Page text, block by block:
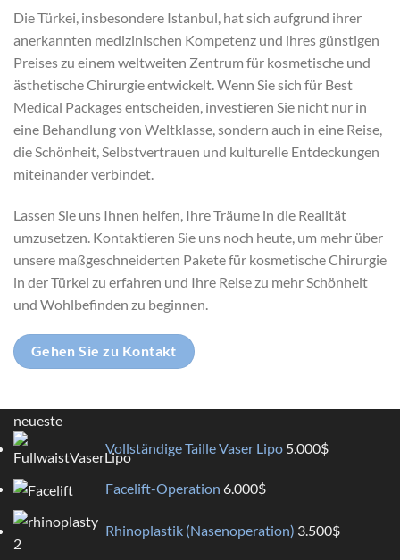
Die Türkei, insbesondere Istanbul, hat sich aufgrund ihrer
anerkannten medizinischen Kompetenz und ihres günstigen
Preises zu einem weltweiten Zentrum für kosmetische und
ästhetische Chirurgie entwickelt. Wenn Sie sich für Best
Medical Packages entscheiden, investieren Sie nicht nur in
eine Behandlung von Weltklasse, sondern auch in eine Reise,
die Schönheit, Selbstvertrauen und kulturelle Entdeckungen
miteinander verbindet.
Lassen Sie uns Ihnen helfen, Ihre Träume in die Realität
umzusetzen. Kontaktieren Sie uns noch heute, um mehr über
unsere maßgeschneiderten Pakete für kosmetische Chirurgie
in der Türkei zu erfahren und Ihre Reise zu mehr Schönheit
und Wohlbefinden zu beginnen.
Gehen Sie zu Kontakt
neueste
Vollständige Taille Vaser Lipo 5.000$
Facelift-Operation 6.000$
Rhinoplastik (Nasenoperation) 3.500$